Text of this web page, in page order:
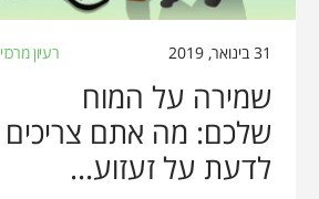
31 בינואר, 2019 רעיון מרכזי
שמירה על המוח
שלכם: מה אתם צריכים
לדעת על זעזוע...